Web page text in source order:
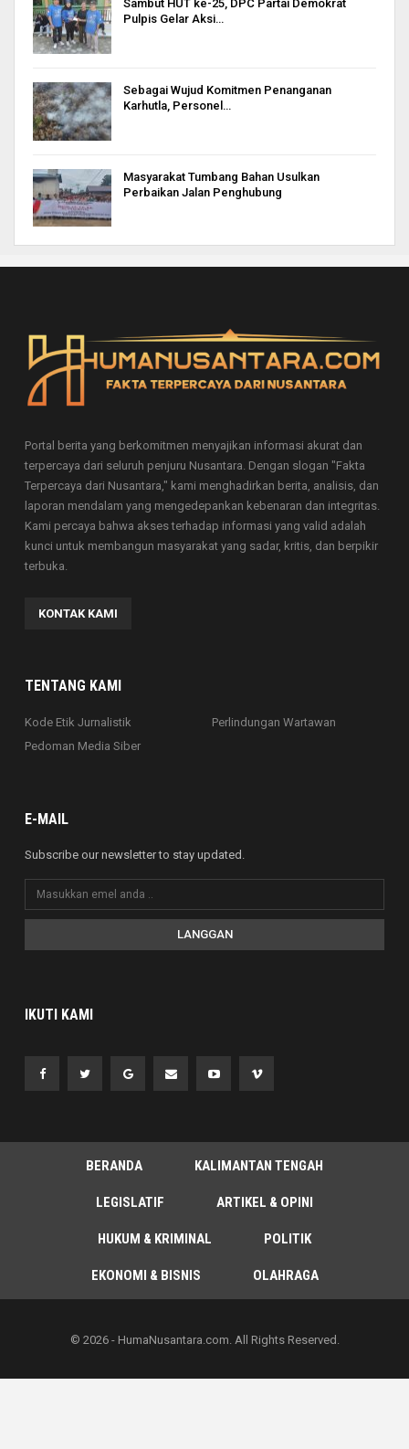
Sambut HUT ke-25, DPC Partai Demokrat
Pulpis Gelar Aksi…
Sebagai Wujud Komitmen Penanganan
Karhutla, Personel…
Masyarakat Tumbang Bahan Usulkan
Perbaikan Jalan Penghubung
Portal berita yang berkomitmen menyajikan informasi akurat dan
terpercaya dari seluruh penjuru Nusantara. Dengan slogan "Fakta
Terpercaya dari Nusantara," kami menghadirkan berita, analisis, dan
laporan mendalam yang mengedepankan kebenaran dan integritas.
Kami percaya bahwa akses terhadap informasi yang valid adalah
kunci untuk membangun masyarakat yang sadar, kritis, dan berpikir
terbuka.
KONTAK KAMI
TENTANG KAMI
Kode Etik Jurnalistik
Pedoman Media Siber
Perlindungan Wartawan
E-MAIL
Subscribe our newsletter to stay updated.
LANGGAN
IKUTI KAMI
BERANDA KALIMANTAN TENGAH
LEGISLATIF ARTIKEL & OPINI
HUKUM & KRIMINAL POLITIK
EKONOMI & BISNIS OLAHRAGA
© 2026 - HumaNusantara.com. All Rights Reserved.